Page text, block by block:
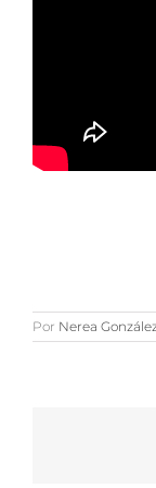
Por Nerea